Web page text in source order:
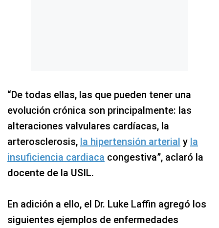
“De todas ellas, las que pueden tener una
evolución crónica son principalmente: las
alteraciones valvulares cardíacas, la
arterosclerosis, la hipertensión arterial y la
insuficiencia cardiaca congestiva”, aclaró la
docente de la USIL.
En adición a ello, el Dr. Luke Laffin agregó los
siguientes ejemplos de enfermedades